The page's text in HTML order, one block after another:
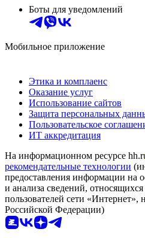
Боты для уведомлений
Мобильное приложение
Этика и комплаенс
Оказание услуг
Использование сайтов
Защита персональных
Пользовательское
ИТ аккредитация
На информационном ресурсе
рекомендательные технологии
предоставления информации на
и анализа сведений,
пользователей сети «Интернет»,
Российской Федерации)